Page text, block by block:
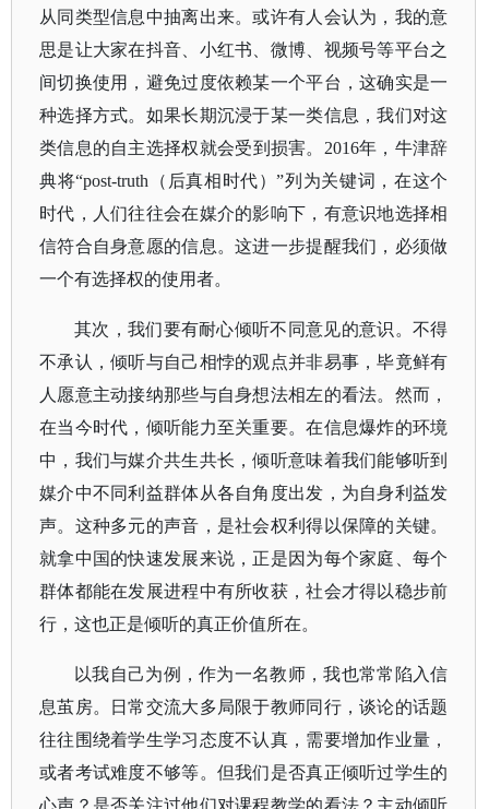
从同类型信息中抽离出来。或许有人会认为，我的意
思是让大家在抖音、小红书、微博、视频号等平台之
间切换使用，避免过度依赖某一个平台，这确实是一
种选择方式。如果长期沉浸于某一类信息，我们对这
类信息的自主选择权就会受到损害。 2016年，牛津辞
典将“post-truth（后真相时代）”列为关键词，在这个
时代，人们往往会在媒介的影响下，有意识地选择相
信符合自身意愿的信息。这进一步提醒我们，必须做
一个有选择权的使用者。
其次，我们要有耐心倾听不同意见的意识。不得
不承认，倾听与自己相悖的观点并非易事，毕竟鲜有
人愿意主动接纳那些与自身想法相左的看法。然而，
在当今时代，倾听能力至关重要。在信息爆炸的环境
中，我们与媒介共生共长，倾听意味着我们能够听到
媒介中不同利益群体从各自角度出发，为自身利益发
声。这种多元的声音，是社会权利得以保障的关键。
就拿中国的快速发展来说，正是因为每个家庭、每个
群体都能在发展进程中有所收获，社会才得以稳步前
行，这也正是倾听的真正价值所在。
以我自己为例，作为一名教师，我也常常陷入信
息茧房。日常交流大多局限于教师同行，谈论的话题
往往围绕着学生学习态度不认真，需要增加作业量，
或者考试难度不够等。但我们是否真正倾听过学生的
心声？是否关注过他们对课程教学的看法？主动倾听